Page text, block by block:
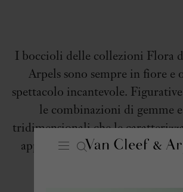
I boccioli delle collezioni Flora
Arpels sono sempre in fiore e
spettacolo incantevole.
le combinazioni di gemme
tridimensionali che le
appieno l’esclusivo savoir-faire